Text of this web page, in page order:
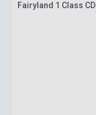
Fairyland 1 Class CD